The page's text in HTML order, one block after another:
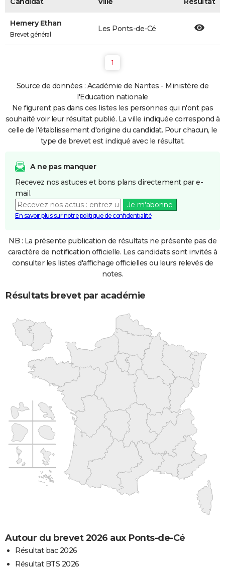
Hemery Ethan
Brevet général
Les Ponts-de-Cé
1
Source de données : Académie de Nantes - Ministère de
l'Education nationale
Ne figurent pas dans ces listes les personnes qui n'ont pas
souhaité voir leur résultat publié. La ville indiquée correspond à
celle de l'établissement d'origine du candidat. Pour chacun, le
type de brevet est indiqué avec le résultat.
A ne pas manquer
Recevez nos astuces et bons plans directement par e-
mail.
Je m'abonne
En savoir plus sur notre politique de confidentialité
NB : La présente publication de résultats ne présente pas de
caractère de notification officielle. Les candidats sont invités à
consulter les listes d'affichage officielles ou leurs relevés de
notes.
Résultats brevet par académie
Autour du brevet 2026 aux Ponts-de-Cé
Résultat bac 2026
Résultat BTS 2026